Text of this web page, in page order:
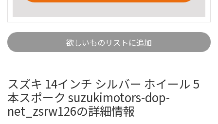
欲しいものリストに追加
スズキ 14インチ シルバー ホイール 5
本スポーク suzukimotors-dop-
net_zsrw126の詳細情報